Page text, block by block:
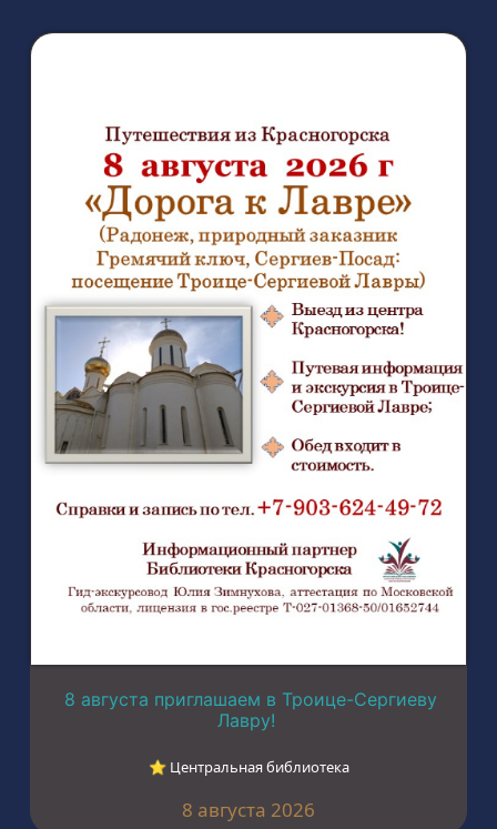
8 августа приглашаем в Троице-Сергиеву
Лавру!
⭐︎ Центральная библиотека
8 августа 2026